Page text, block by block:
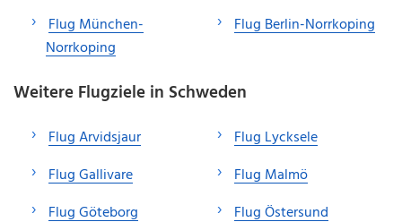
Flug München-
Norrkoping
Flug Berlin-Norrkoping
Weitere Flugziele in Schweden
Flug Arvidsjaur
Flug Gallivare
Flug Göteborg
Flug Lycksele
Flug Malmö
Flug Östersund